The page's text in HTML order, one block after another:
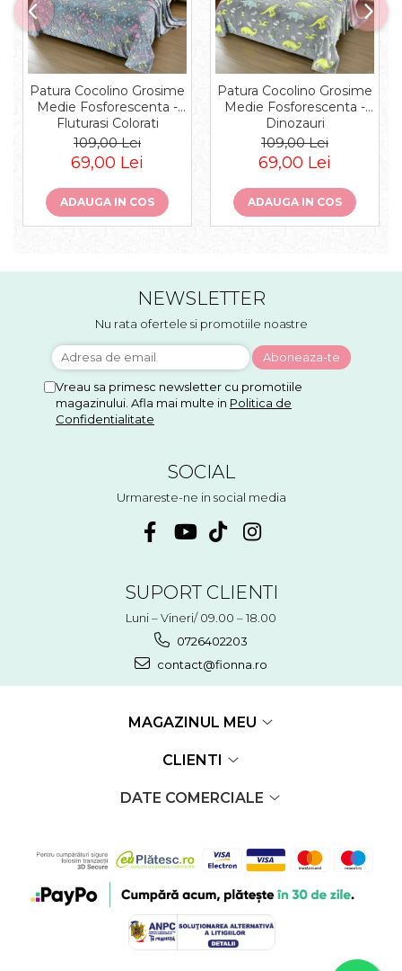
Patura Cocolino Grosime
Medie Fosforescenta -
Fluturasi Colorati
109,00 Lei
69,00 Lei
ADAUGA IN COS
Patura Cocolino Grosime
Medie Fosforescenta -
Dinozauri
109,00 Lei
69,00 Lei
ADAUGA IN COS
NEWSLETTER
Nu rata ofertele si promotiile noastre
Vreau sa primesc newsletter cu promotiile
magazinului. Afla mai multe in Politica de
Confidentialitate
SOCIAL
Urmareste-ne in social media
SUPORT CLIENTI
Luni – Vineri/ 09.00 – 18.00
0726402203
contact@fionna.ro
MAGAZINUL MEU
CLIENTI
DATE COMERCIALE